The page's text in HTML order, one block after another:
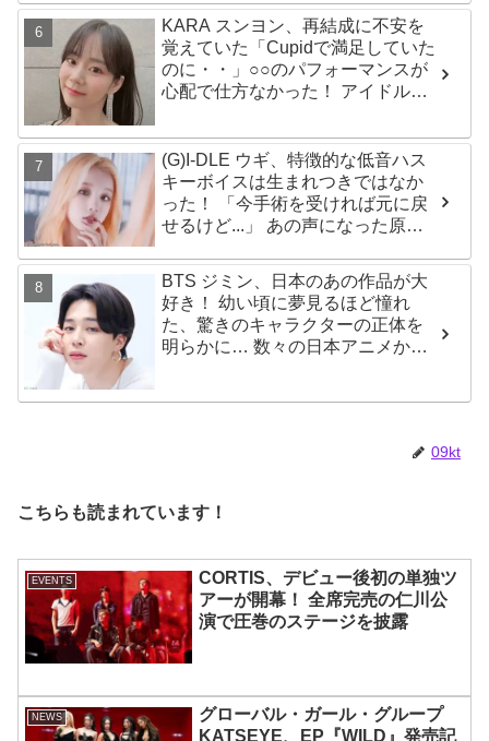
る声殺到
KARA スンヨン、再結成に不安を
覚えていた「Cupidで満足していた
のに・・」○○のパフォーマンスが
心配で仕方なかった！ アイドルと
はさすがの一言
(G)I-DLE ウギ、特徴的な低音ハス
キーボイスは生まれつきではなか
った！ 「今手術を受ければ元に戻
せるけど...」 あの声になった原因
BTS ジミン、日本のあの作品が大
好き！ 幼い頃に夢見るほど憧れ
た、驚きのキャラクターの正体を
明らかに… 数々の日本アニメから
09kt
こちらも読まれています！
EVENTS
CORTIS、デビュー後初の単独ツ
アーが開幕！ 全席完売の仁川公
演で圧巻のステージを披露
NEWS
グローバル・ガール・グループ
KATSEYE、EP『WILD』発売記